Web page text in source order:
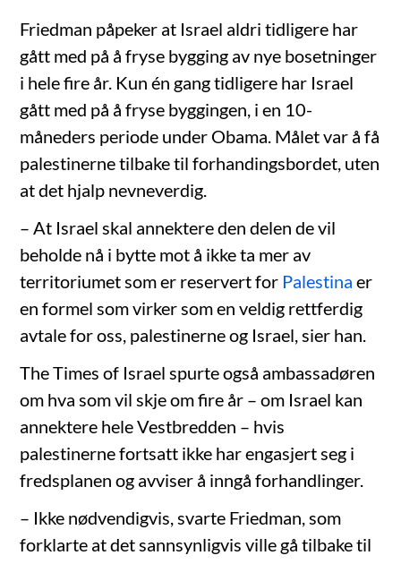
Friedman påpeker at Israel aldri tidligere har
gått med på å fryse bygging av nye bosetninger
i hele fire år. Kun én gang tidligere har Israel
gått med på å fryse byggingen, i en 10-
måneders periode under Obama. Målet var å få
palestinerne tilbake til forhandingsbordet, uten
at det hjalp nevneverdig.
– At Israel skal annektere den delen de vil
beholde nå i bytte mot å ikke ta mer av
territoriumet som er reservert for Palestina er
en formel som virker som en veldig rettferdig
avtale for oss, palestinerne og Israel, sier han.
The Times of Israel spurte også ambassadøren
om hva som vil skje om fire år – om Israel kan
annektere hele Vestbredden – hvis
palestinerne fortsatt ikke har engasjert seg i
fredsplanen og avviser å inngå forhandlinger.
– Ikke nødvendigvis, svarte Friedman, som
forklarte at det sannsynligvis ville gå tilbake til